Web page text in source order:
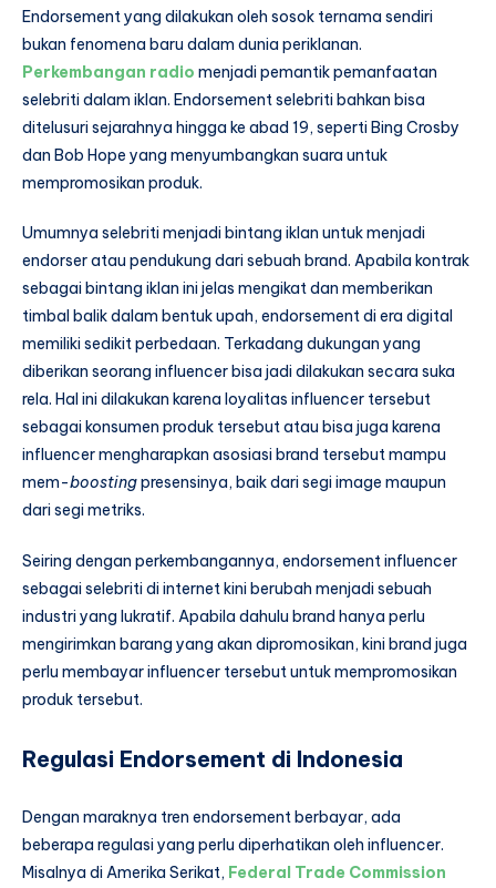
Endorsement yang dilakukan oleh sosok ternama sendiri
bukan fenomena baru dalam dunia periklanan.
Perkembangan radio menjadi pemantik pemanfaatan
selebriti dalam iklan. Endorsement selebriti bahkan bisa
ditelusuri sejarahnya hingga ke abad 19, seperti Bing Crosby
dan Bob Hope yang menyumbangkan suara untuk
mempromosikan produk.
Umumnya selebriti menjadi bintang iklan untuk menjadi
endorser atau pendukung dari sebuah brand. Apabila kontrak
sebagai bintang iklan ini jelas mengikat dan memberikan
timbal balik dalam bentuk upah, endorsement di era digital
memiliki sedikit perbedaan. Terkadang dukungan yang
diberikan seorang influencer bisa jadi dilakukan secara suka
rela. Hal ini dilakukan karena loyalitas influencer tersebut
sebagai konsumen produk tersebut atau bisa juga karena
influencer mengharapkan asosiasi brand tersebut mampu
mem-boostingpresensinya, baik dari segi image maupun
dari segi metriks.
Seiring dengan perkembangannya, endorsement influencer
sebagai selebriti di internet kini berubah menjadi sebuah
industri yang lukratif. Apabila dahulu brand hanya perlu
mengirimkan barang yang akan dipromosikan, kini brand juga
perlu membayar influencer tersebut untuk mempromosikan
produk tersebut.
Regulasi Endorsement di Indonesia
Dengan maraknya tren endorsement berbayar, ada
beberapa regulasi yang perlu diperhatikan oleh influencer.
Misalnya di Amerika Serikat, Federal Trade Commission